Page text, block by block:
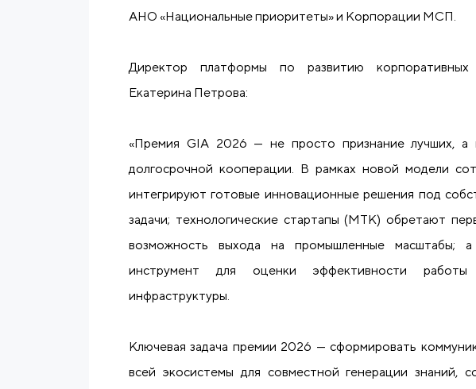
АНО «Национальные приоритеты» и Корпорации МСП.
Директор платформы по развитию корпоративных
Екатерина Петрова:
«Премия GIA 2026 — не просто признание лучших, а
долгосрочной кооперации. В рамках новой модели
интегрируют готовые инновационные решения под
задачи; технологические стартапы (МТК) обретают
возможность выхода на промышленные масштабы;
инструмент для оценки эффективности работы
инфраструктуры.
Ключевая задача премии 2026 — сформировать
всей экосистемы для совместной генерации знаний,